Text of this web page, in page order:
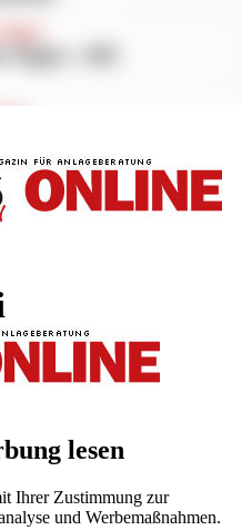
lesen
Ihrer Zustimmung zur
und Werbemaßnahmen.